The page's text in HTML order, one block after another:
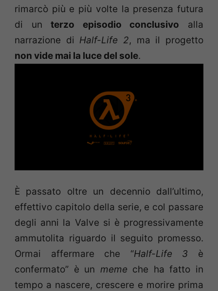
rimarcò più e più volte la presenza futura
di unterzo episodio conclusivo alla
narrazione di Half-Life 2, ma il progetto
non vide mai la luce del sole.
È passato oltre un decennio dall’ultimo,
effettivo capitolo della serie, e col passare
degli anni la Valve si è progressivamente
ammutolita riguardo il seguito promesso.
Ormai affermare che “Half-Life 3 è
confermato” è un meme che ha fatto in
tempo a nascere, crescere e morire prima